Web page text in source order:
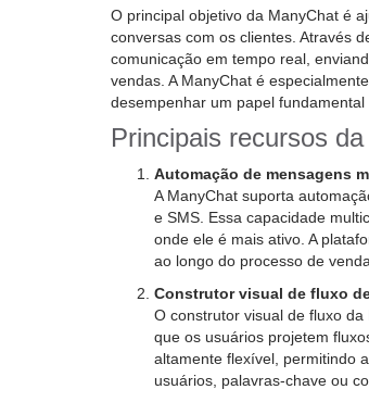
O principal objetivo da ManyChat é
conversas com os clientes. Através
comunicação em tempo real,
vendas. A ManyChat é
desempenhar um papel
Principais recursos
Automação de mensagens
A ManyChat suporta
e SMS. Essa capacidade
onde ele é mais ativo. A
ao longo do processo de
Construtor visual de fluxo
O construtor visual de fluxo
que os usuários projetem
altamente flexível, permitindo
usuários, palavras-chave ou